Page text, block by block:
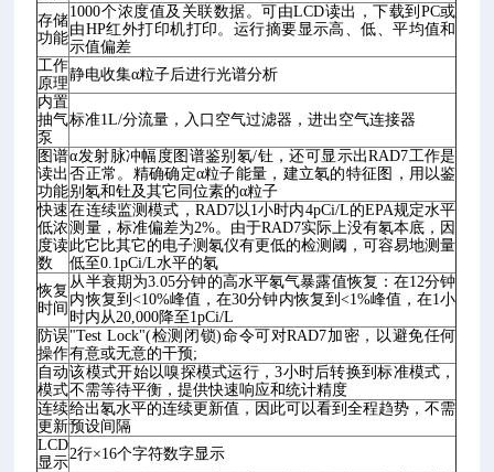
存储
功能
1000个浓度值及关联数据。可由LCD读出，下载到PC或
由HP红外打印机打印。运行摘要显示高、低、平均值和
示值偏差
工作
原理
静电收集α粒子后进行光谱分析
内置
抽气
泵
标准1L/分流量，入口空气过滤器，进出空气连接器
图谱
读出
功能
α发射脉冲幅度图谱鉴别氡/钍，还可显示出RAD7工作是
否正常。精确确定α粒子能量，建立氡的特征图，用以鉴
别氡和钍及其它同位素的α粒子
快速
低浓
度读
数
在连续监测模式，RAD7以1小时内4pCi/L的EPA规定水平
测量，标准偏差为2%。由于RAD7实际上没有氡本底，因
此它比其它的电子测氡仪有更低的检测阈，可容易地测量
低至0.1pCi/L水平的氡
恢复
时间
从半衰期为3.05分钟的高水平氡气暴露值恢复：在12分钟
内恢复到<10%峰值，在30分钟内恢复到<1%峰值，在1小
时内从20,000降至1pCi/L
防误
操作
"Test Lock"(检测闭锁)命令可对RAD7加密，以避免任何
有意或无意的干预;
自动
模式
该模式开始以嗅探模式运行，3小时后转换到标准模式，
不需等待平衡，提供快速响应和统计精度
连续
更新
给出氡水平的连续更新值，因此可以看到全程趋势，不需
预设间隔
LCD
显示
2行×16个字符数字显示